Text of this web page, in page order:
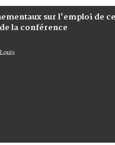
sur l'emploi de
la conférence